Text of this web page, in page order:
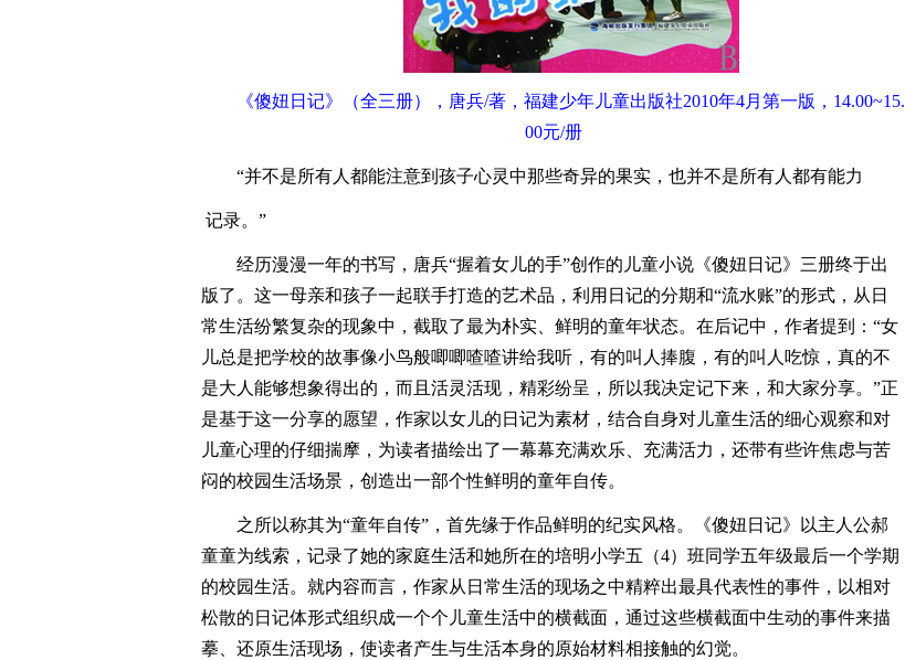
《傻妞日记》（全三册），唐兵/著，福建少年儿童出版社2010年4月第一版，14.00~15.
00元/册
“并不是所有人都能注意到孩子心灵中那些奇异的果实，也并不是所有人都有能力
记录。”
经历漫漫一年的书写，唐兵“握着女儿的手”创作的儿童小说《傻妞日记》三册终于出
版了。这一母亲和孩子一起联手打造的艺术品，利用日记的分期和“流水账”的形式，从日
常生活纷繁复杂的现象中，截取了最为朴实、鲜明的童年状态。在后记中，作者提到：“女
儿总是把学校的故事像小鸟般唧唧喳喳讲给我听，有的叫人捧腹，有的叫人吃惊，真的不
是大人能够想象得出的，而且活灵活现，精彩纷呈，所以我决定记下来，和大家分享。”正
是基于这一分享的愿望，作家以女儿的日记为素材，结合自身对儿童生活的细心观察和对
儿童心理的仔细揣摩，为读者描绘出了一幕幕充满欢乐、充满活力，还带有些许焦虑与苦
闷的校园生活场景，创造出一部个性鲜明的童年自传。
之所以称其为“童年自传”，首先缘于作品鲜明的纪实风格。《傻妞日记》以主人公郝
童童为线索，记录了她的家庭生活和她所在的培明小学五（4）班同学五年级最后一个学期
的校园生活。就内容而言，作家从日常生活的现场之中精粹出最具代表性的事件，以相对
松散的日记体形式组织成一个个儿童生活中的横截面，通过这些横截面中生动的事件来描
摹、还原生活现场，使读者产生与生活本身的原始材料相接触的幻觉。